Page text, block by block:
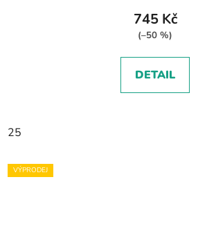
745 Kč
(–50 %)
DETAIL
25
VÝPRODEJ